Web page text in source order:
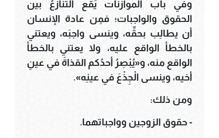
وفي باب الموازنات يَقَع التنازعُ بين
الحقوق والواجبات؛ فمِن عادة الإنسان
أن يطالِب بحقِّه، وينسى واجبَه، ويعتني
بالخطأ الواقع عليه، ولا يعتني بالخطأ
الواقع منه، و«يُبْصِرُ أحدُكم القذاةَ في عينِ
أخيه، وينسى الْجِذْعَ في عينِه».
ومن ذلك:
- حقوق الزوجين وواجباتهما.